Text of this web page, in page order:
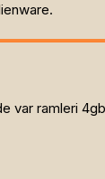
ramleri 4gb